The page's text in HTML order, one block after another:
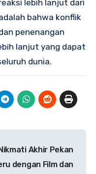
lebih lanjut dari
bahwa konflik
penenangan
lanjut yang dapat
dunia.
Nikmati Akhir Pekan
dengan Film dan